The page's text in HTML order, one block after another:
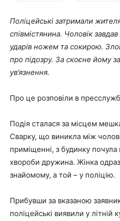
Поліцейські затримали
співмістянина. Чоловік
ударів ножем та сокирою.
про підозру. За скоєне йому
ув’язнення.
Про це розповіли в
Подія сталася за місцем
Сварку, що виникла між
приміщенні, з будинку почула
хвороби дружина. Жінка
знайомому, а той – у поліцію.
Прибувши за вказаною
поліцейські виявили у літній